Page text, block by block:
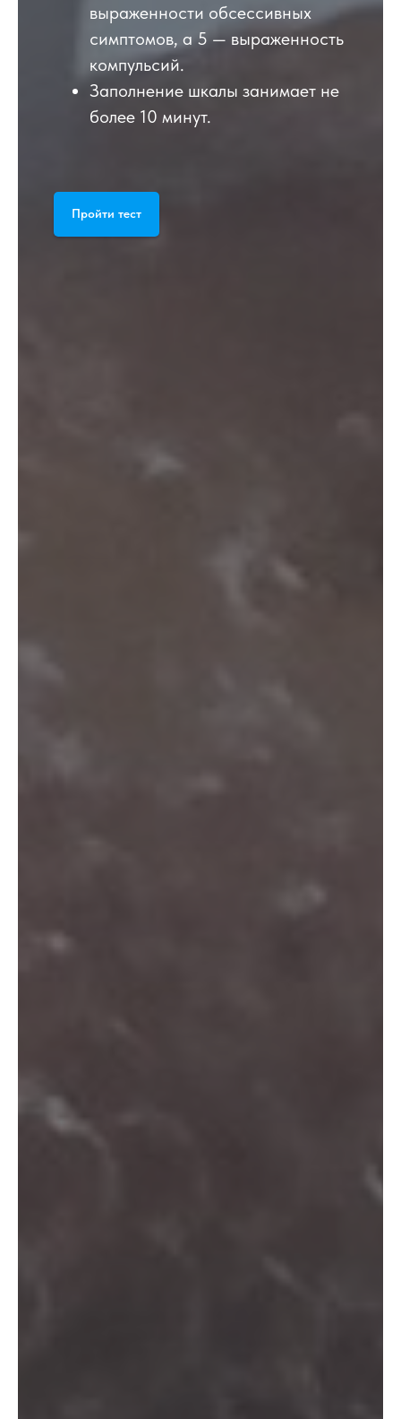
выраженности обсессивных
симптомов, а 5 — выраженность
компульсий.
Заполнение шкалы занимает не
более 10 минут.
Пройти тест